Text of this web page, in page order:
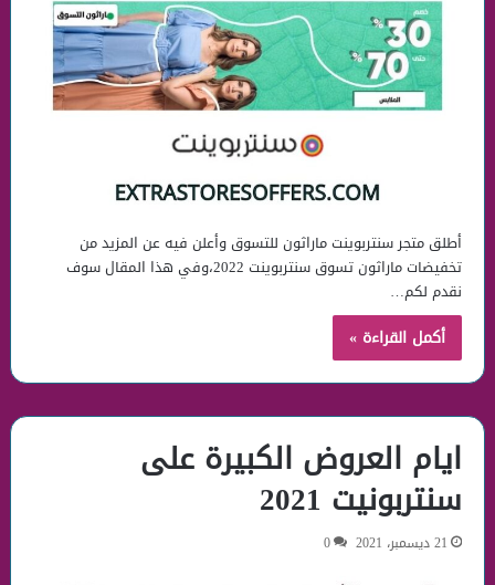
أطلق متجر سنتربوينت ماراثون للتسوق وأعلن فيه عن المزيد من
تخفيضات ماراثون تسوق سنتربوينت 2022،وفي هذا المقال سوف
نقدم لكم…
أكمل القراءة »
ايام العروض الكبيرة على
سنتربونيت 2021
21 ديسمبر، 2021 0